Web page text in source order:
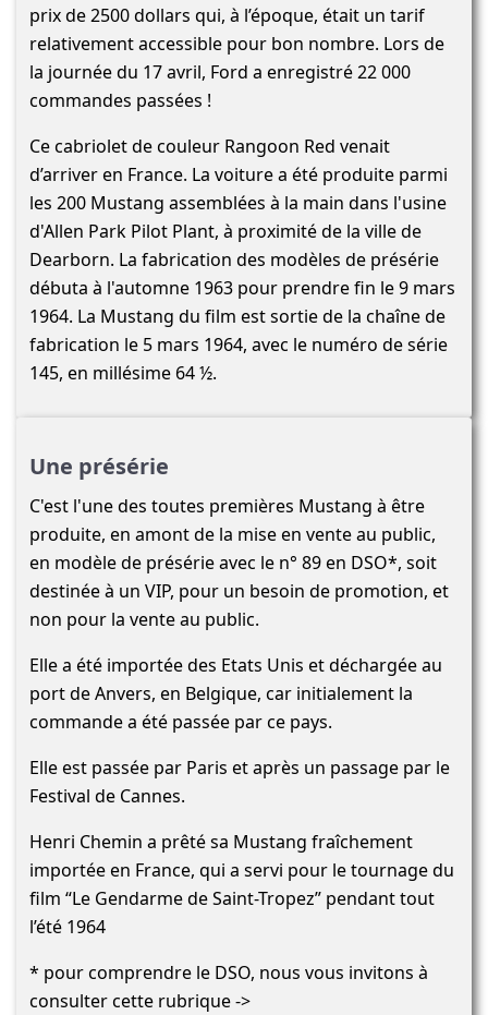
prix de 2500 dollars qui, à l’époque, était un tarif
relativement accessible pour bon nombre. Lors de
la journée du 17 avril, Ford a enregistré 22 000
commandes passées !
Ce cabriolet de couleur Rangoon Red venait
d’arriver en France. La voiture a été produite parmi
les 200 Mustang assemblées à la main dans l'usine
d'Allen Park Pilot Plant, à proximité de la ville de
Dearborn. La fabrication des modèles de présérie
débuta à l'automne 1963 pour prendre fin le 9 mars
1964. La Mustang du film est sortie de la chaîne de
fabrication le 5 mars 1964, avec le numéro de série
145, en millésime 64 ½.
Une présérie
C'est l'une des toutes premières Mustang à être
produite, en amont de la mise en vente au public,
en modèle de présérie avec le n° 89 en DSO*, soit
destinée à un VIP, pour un besoin de promotion, et
non pour la vente au public.
Elle a été importée des Etats Unis et déchargée au
port de Anvers, en Belgique, car initialement la
commande a été passée par ce pays.
Elle est passée par Paris et après un passage par le
Festival de Cannes.
Henri Chemin a prêté sa Mustang fraîchement
importée en France, qui a servi pour le tournage du
film “Le Gendarme de Saint-Tropez” pendant tout
l’été 1964
* pour comprendre le DSO, nous vous invitons à
consulter cette rubrique ->